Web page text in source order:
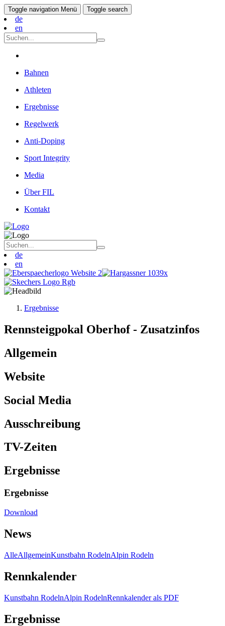
Toggle navigation Menü Toggle search
de
en
Bahnen
Athleten
Ergebnisse
Regelwerk
Anti-Doping
Sport Integrity
Media
Über FIL
Kontakt
de
en
Ergebnisse
Rennsteigpokal Oberhof - Zusatzinfos
Allgemein
Website
Social Media
Ausschreibung
TV-Zeiten
Ergebnisse
Ergebnisse
Download
News
AlleAllgemeinKunstbahn RodelnAlpin Rodeln
Rennkalender
Kunstbahn RodelnAlpin RodelnRennkalender als PDF
Ergebnisse